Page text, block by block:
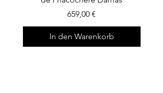
Preis
659,00 €
In den Warenkorb